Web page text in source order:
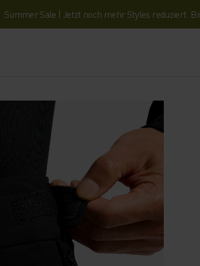
Summer Sale | Jetzt noch mehr Styles reduziert.